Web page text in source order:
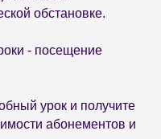
обстановке.
- посещение
урок и получите
абонементов и